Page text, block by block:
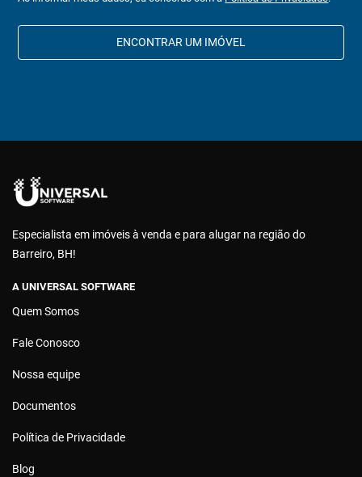
ENCONTRAR UM IMÓVEL
Especialista em imóveis à venda e para alugar na região do
Barreiro, BH!
A UNIVERSAL SOFTWARE
Quem Somos
Fale Conosco
Nossa equipe
Documentos
Política de Privacidade
Blog